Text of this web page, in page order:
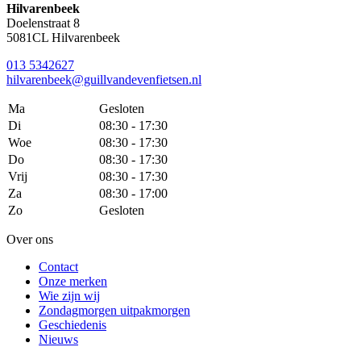
Hilvarenbeek
Doelenstraat 8
5081CL Hilvarenbeek
013 5342627
hilvarenbeek@guillvandevenfietsen.nl
Ma
Gesloten
Di
08:30 - 17:30
Woe
08:30 - 17:30
Do
08:30 - 17:30
Vrij
08:30 - 17:30
Za
08:30 - 17:00
Zo
Gesloten
Over ons
Contact
Onze merken
Wie zijn wij
Zondagmorgen uitpakmorgen
Geschiedenis
Nieuws